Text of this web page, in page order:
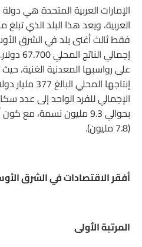
الإمارات العربية المتحدة هي
فقط ثالث أغنى بلد في الشرق
إجمالي
على رواسبها المعدنية الغنية،
إنتاجها
الإجمالي للفرد الواحد إلى عدد
بحوالي 9.3 مليون نسمة،
(7.8 مليون).
أفقر الاقتصادات في الشرق
المرتبة الأولى